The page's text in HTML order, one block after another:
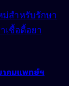
สำหรับรักษา
เชื้อดื้อยา
าคมแพทย์ฯ